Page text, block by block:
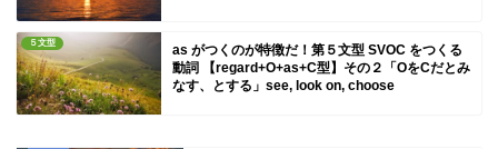
５文型
as がつくのが特徴だ！第５文型 SVOC をつくる
動詞 【regard+O+as+C型】その２「OをCだとみ
なす、とする」see, look on, choose